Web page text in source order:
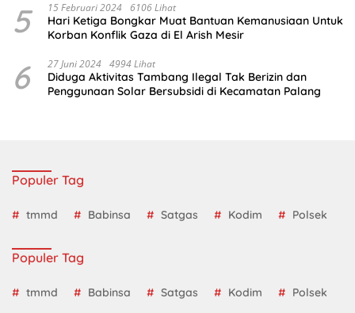
5 15 Februari 2024 6106 Lihat
Hari Ketiga Bongkar Muat Bantuan Kemanusiaan Untuk
Korban Konflik Gaza di El Arish Mesir
6 27 Juni 2024 4994 Lihat
Diduga Aktivitas Tambang Ilegal Tak Berizin dan
Penggunaan Solar Bersubsidi di Kecamatan Palang
Populer Tag
tmmd Babinsa Satgas Kodim Polsek
Populer Tag
tmmd Babinsa Satgas Kodim Polsek